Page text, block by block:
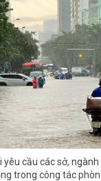
yêu cầu các sở,
trong công tác